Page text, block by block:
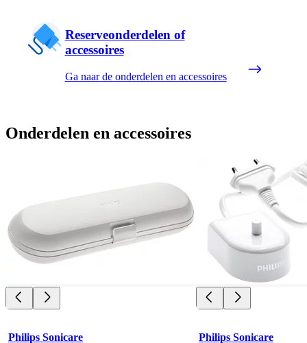
Reserveonderdelen of
accessoires
Ga naar de onderdelen en accessoires
Onderdelen en accessoires
Philips Sonicare Philips Sonicare